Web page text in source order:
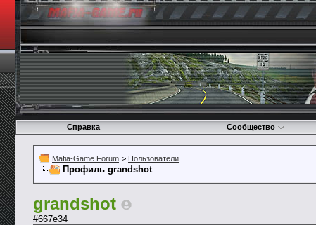
Справка Сообщество
Mafia-Game Forum > Пользователи
Профиль grandshot
grandshot
#667e34